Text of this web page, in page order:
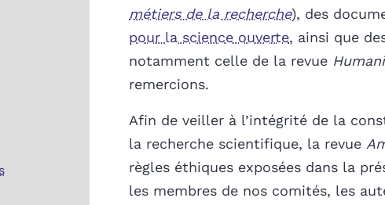
métiers de la recherche), des
pour la science ouverte, ainsi que
notamment celle de la revue
remercions.
Afin de veiller à l’intégrité de la
la recherche scientifique, la revue
règles éthiques exposées dans la
les membres de nos comités, les